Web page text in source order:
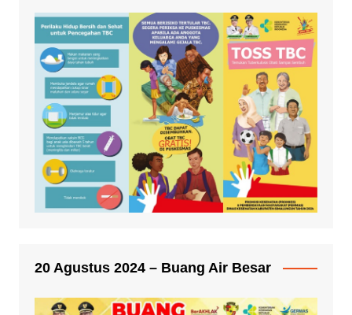
20 Agustus 2024 – Buang Air Besar